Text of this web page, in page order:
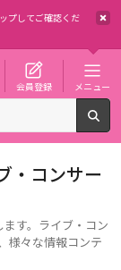
プしてご確認くだ
会員登録 メニュー
・コンサー
す。ライブ・コン
様々な情報コンテ